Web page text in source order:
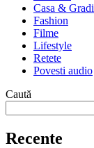
Casa &
Fashion
Filme
Lifestyle
Retete
Povesti audio
Caută
Recente